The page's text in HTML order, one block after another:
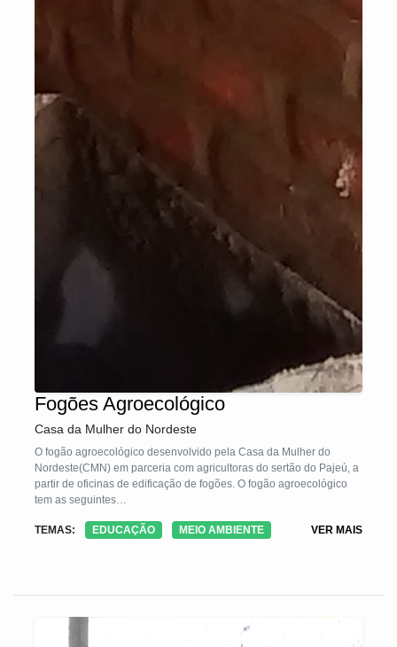
Fogões Agroecológico
Casa da Mulher do Nordeste
O fogão agroecológico desenvolvido pela Casa da Mulher do
Nordeste(CMN) em parceria com agricultoras do sertão do Pajeú, a
partir de oficinas de edificação de fogões. O fogão agroecológico
tem as seguintes
tijolo comum aparente com chapa de ferro Mineira de 2 bocas com
construção dos fogões utilizamos a metodologia multiplicadora,
posteriormente multiplicam o conhecimento adquirido.
TEMAS: EDUCAÇÃO MEIO AMBIENTE VER MAIS